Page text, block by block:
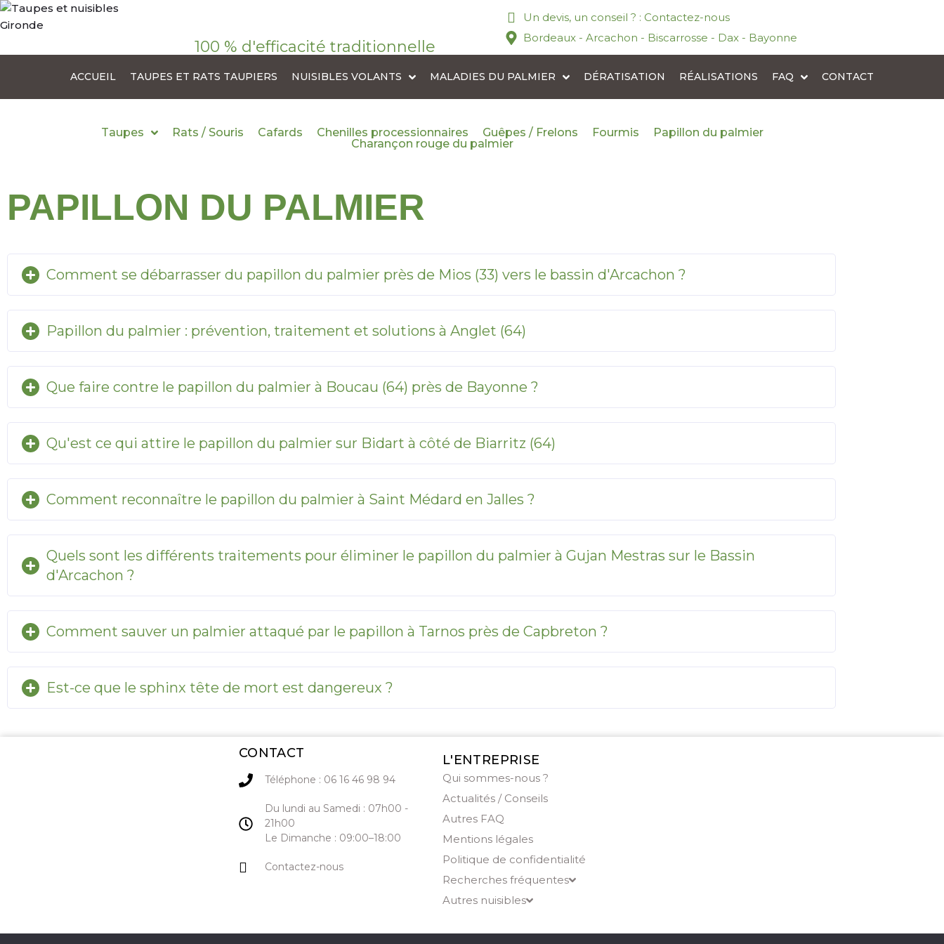
100 % d'efficacité traditionnelle
Un devis, un conseil ? : Contactez-nous
Bordeaux - Arcachon - Biscarrosse - Dax - Bayonne
ACCUEIL TAUPES ET RATS TAUPIERS NUISIBLES VOLANTS MALADIES DU PALMIER DÉRATISATION RÉALISATIONS FAQ CONTACT
Taupes Rats / Souris Cafards Chenilles processionnaires Guêpes / Frelons Fourmis
Papillon du palmier
Charançon rouge du palmier
PAPILLON DU PALMIER
Comment se débarrasser du papillon du palmier près de Mios (33) vers le bassin d'Arcachon ?
Papillon du palmier : prévention, traitement et solutions à Anglet (64)
Que faire contre le papillon du palmier à Boucau (64) près de Bayonne ?
Qu'est ce qui attire le papillon du palmier sur Bidart à côté de Biarritz (64)
Comment reconnaître le papillon du palmier à Saint Médard en Jalles ?
Quels sont les différents traitements pour éliminer le papillon du palmier à Gujan Mestras sur le Bassin
d'Arcachon ?
Comment sauver un palmier attaqué par le papillon à Tarnos près de Capbreton ?
Est-ce que le sphinx tête de mort est dangereux ?
CONTACT
Téléphone : 06 16 46 98 94
Du lundi au Samedi : 07h00 -
21h00
Le Dimanche : 09:00–18:00
Contactez-nous
L'ENTREPRISE
Qui sommes-nous ?
Actualités / Conseils
Autres FAQ
Mentions légales
Politique de confidentialité
Recherches fréquentes
Autres nuisibles